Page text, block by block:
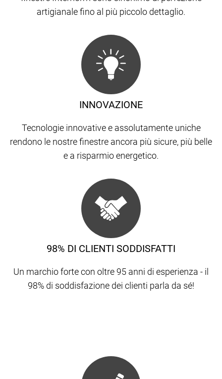
artigianale fino al più piccolo dettaglio.
98% DI CLIENTI SODDISFATTI
Un marchio forte con oltre 95 anni di esperienza - il
98% di soddisfazione dei clienti parla da sé!
INNOVAZIONE
Tecnologie innovative e assolutamente uniche
rendono le nostre finestre ancora più sicure, più belle
e a risparmio energetico.